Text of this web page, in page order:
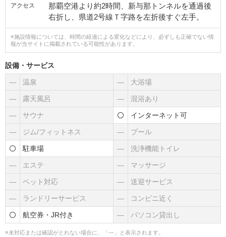
アクセス
那覇空港より約2時間、新与那トンネルを通過後
右折し、県道2号線Ｔ字路を左折後すぐ左手。
※施設情報については、時間の経過による変化などにより、必ずしも正確でない情
報が当サイトに掲載されている可能性があります。
設備・サービス
― 温泉 ― 大浴場
― 露天風呂 ― 混浴あり
― サウナ インターネット可
― ジム/フィットネス ― プール
駐車場 ― 洗浄機能トイレ
― エステ ― マッサージ
― ペット対応 ― 送迎サービス
― ランドリーサービス ― コンビニ近く
航空券・JR付き ― パソコン貸出し
※未対応または確認がとれない場合に、「―」と表示されます。